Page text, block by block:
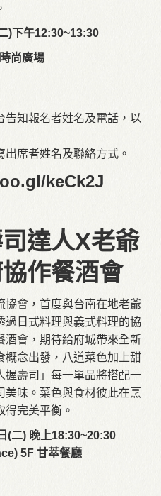
)下午12:30~13:30
尚廣場
告知報名者姓名及電話，以
席者姓名及聯絡方式。
keCk2J
達人X老爺
作餐酒會
協會，首度與台南在地老爺
過日式料理與義式料理的協
酒會，期待給府城帶來全新
概念出發，八道菜色加上甜
握壽司」每一單品將搭配一
味。菜色與食材彼此在烹
完美平衡。
(二) 晚上18:30~20:30
5F 甘萃餐廳